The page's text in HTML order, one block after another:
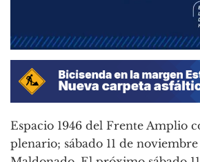
Espacio 1946 del Frente Amplio
plenario; sábado 11 de